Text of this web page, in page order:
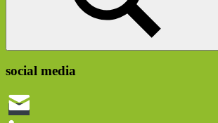
Suchen
social media